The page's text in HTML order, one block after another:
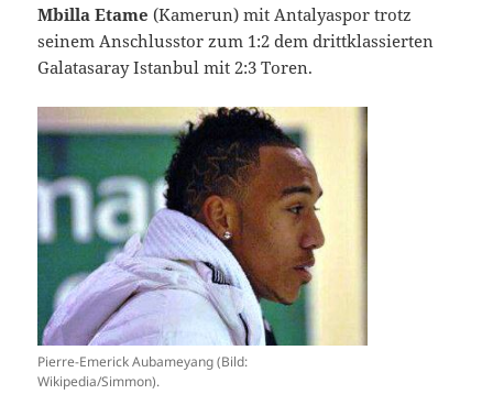
Mbilla Etame (Kamerun) mit Antalyaspor trotz
seinem Anschlusstor zum 1:2 dem drittklassierten
Galatasaray Istanbul mit 2:3 Toren.
Pierre-Emerick Aubameyang (Bild:
Wikipedia/Simmon).